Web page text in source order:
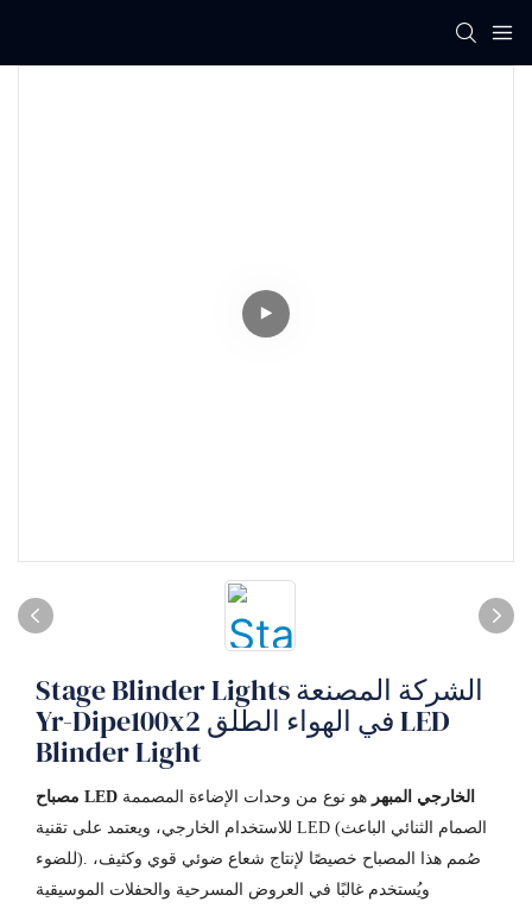
Stage Blinder Lights الشركة المصنعة
Yr-Dipe100x2 في الهواء الطلق LED
Blinder Light
مصباح LED الخارجي المبهر هو نوع من وحدات الإضاءة المصممة
للاستخدام الخارجي، ويعتمد على تقنية LED (الصمام الثنائي الباعث
للضوء). صُمم هذا المصباح خصيصًا لإنتاج شعاع ضوئي قوي وكثيف،
ويُستخدم غالبًا في العروض المسرحية والحفلات الموسيقية